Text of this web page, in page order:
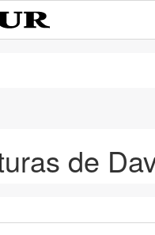
de